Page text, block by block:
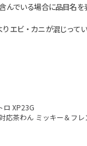
でいる場合に品目名を
ビ・カニが混じって
ロ XP23G
応茶わん ミッキー＆フ